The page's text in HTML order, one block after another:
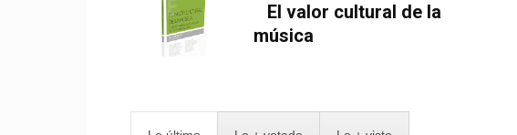
El valor cultural de la
música